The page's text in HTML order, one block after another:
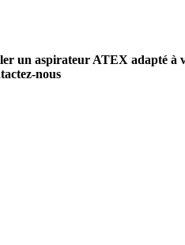
un aspirateur ATEX adapté à
nous